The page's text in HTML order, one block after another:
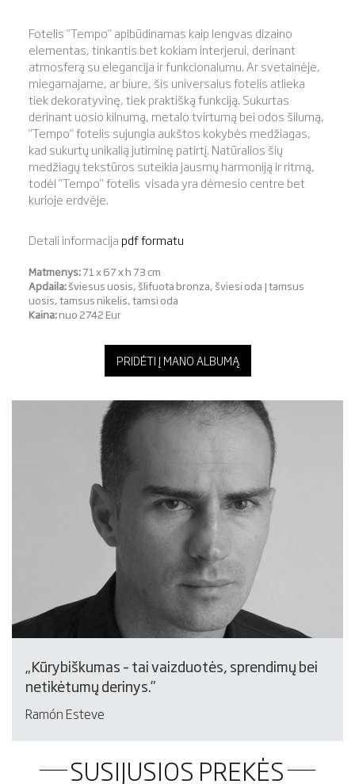
Fotelis "Tempo" apibūdinamas kaip lengvas dizaino
elementas, tinkantis bet kokiam interjerui, derinant
atmosferą su elegancija ir funkcionalumu. Ar svetainėje,
miegamajame, ar biure, šis universalus fotelis atlieka
tiek dekoratyvinę, tiek praktišką funkciją. Sukurtas
derinant uosio kilnumą, metalo tvirtumą bei odos šilumą,
"Tempo" fotelis sujungia aukštos kokybės medžiagas,
kad sukurtų unikalią jutiminę patirtį. Natūralios šių
medžiagų tekstūros suteikia jausmų harmoniją ir ritmą,
todėl "Tempo" fotelis visada yra dėmesio centre bet
kurioje erdvėje.
Detali informacija pdf formatu
Matmenys:71 x 67 x h 73 cm
Apdaila:šviesus uosis, šlifuota bronza, šviesi oda | tamsus
uosis, tamsus nikelis, tamsi oda
Kaina:nuo 2742 Eur
PRIDĖTI Į MANO ALBUMĄ
„Kūrybiškumas – tai vaizduotės, sprendimų bei
netikėtumų derinys.”
Ramón Esteve
SUSIJUSIOS PREKĖS